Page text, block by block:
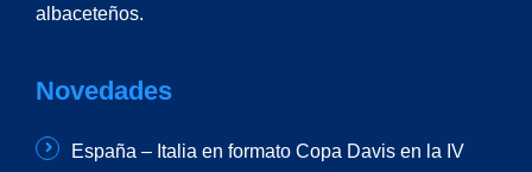
albaceteños.
Novedades
España – Italia en formato Copa Davis en la IV